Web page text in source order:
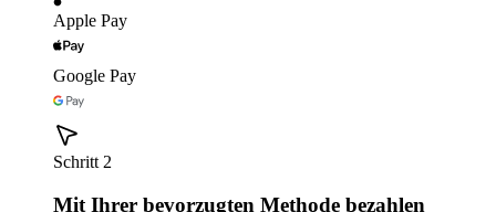
Apple Pay
Google Pay
Schritt 2
Mit Ihrer bevorzugten Methode bezahlen